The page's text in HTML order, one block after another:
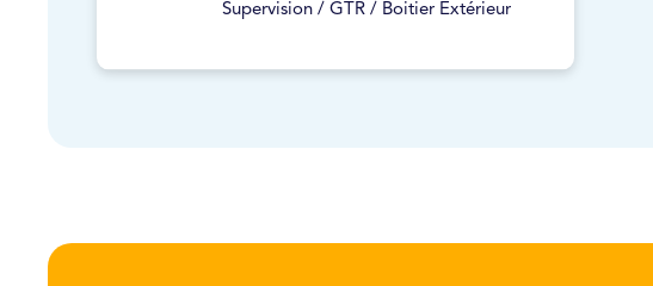
Supervision / GTR / Boitier Extérieur